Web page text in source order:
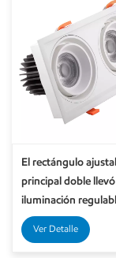
El rectángulo
principal doble
iluminación
Downlights
2x30W
Ver Detalle